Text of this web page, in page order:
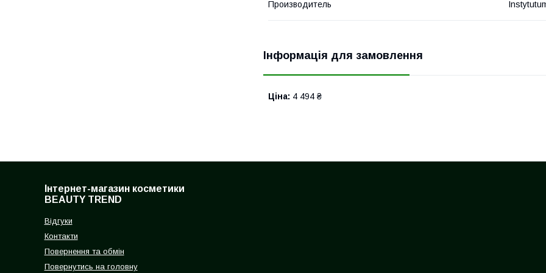
Производитель
Інформація для замовлення
Ціна: 4 494 ₴
Інтернет-магазин косметики
BEAUTY TREND
Відгуки
Контакти
Повернення та обмін
Повернутись на головну